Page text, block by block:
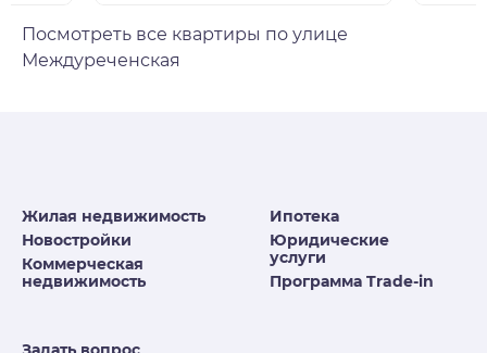
Посмотреть все квартиры по улице
Междуреченская
Жилая недвижимость
Новостройки
Коммерческая
недвижимость
Ипотека
Юридические
услуги
Программа Trade-in